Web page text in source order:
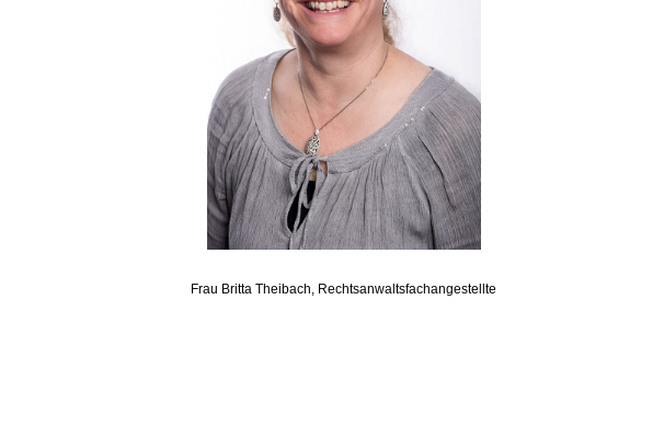
Frau Britta Theibach, Rechtsanwaltsfachangestellte